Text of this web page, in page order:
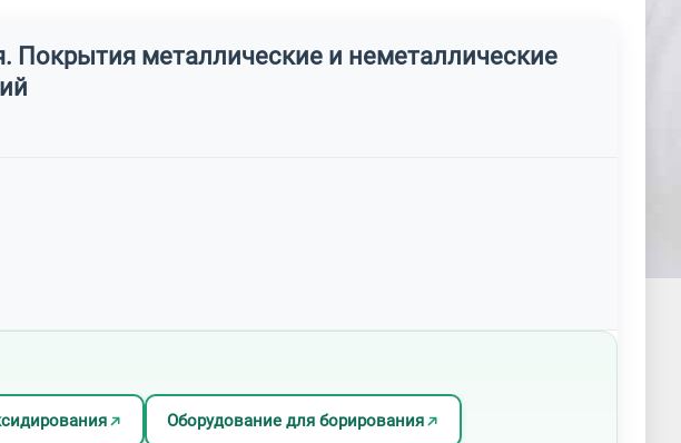
Покрытия металлические и неметаллические
Оборудование для борирования